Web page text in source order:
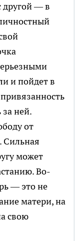
другой — в
и пойдет в
за ней.
от
Сильная
может
Во-
— это не
матери, на
свою